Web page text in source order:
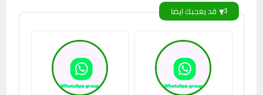
قد يعجبك ايضا